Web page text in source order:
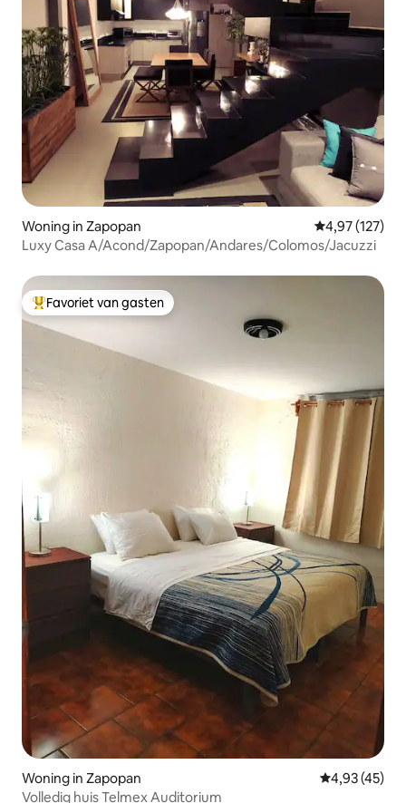
Woning in Zapopan Gemiddelde
4,97 (127)
Luxy Casa A/Acond/Zapopan/Andares/Colomos/Jacuzzi
Topfavoriet van gasten
Favoriet van gasten
Woning in Zapopan Gemiddelde
4,93 (45)
Volledig huis Telmex Auditorium